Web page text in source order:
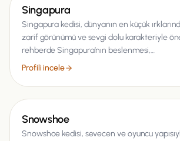
Kedi
Singapura
Singapura kedisi, dünyanın en küçük
zarif görünümü ve sevgi dolu karakteriyle
rehberde Singapura’nın beslenmesi,…
Profili incele
Snowshoe
Snowshoe kedisi, sevecen ve oyuncu